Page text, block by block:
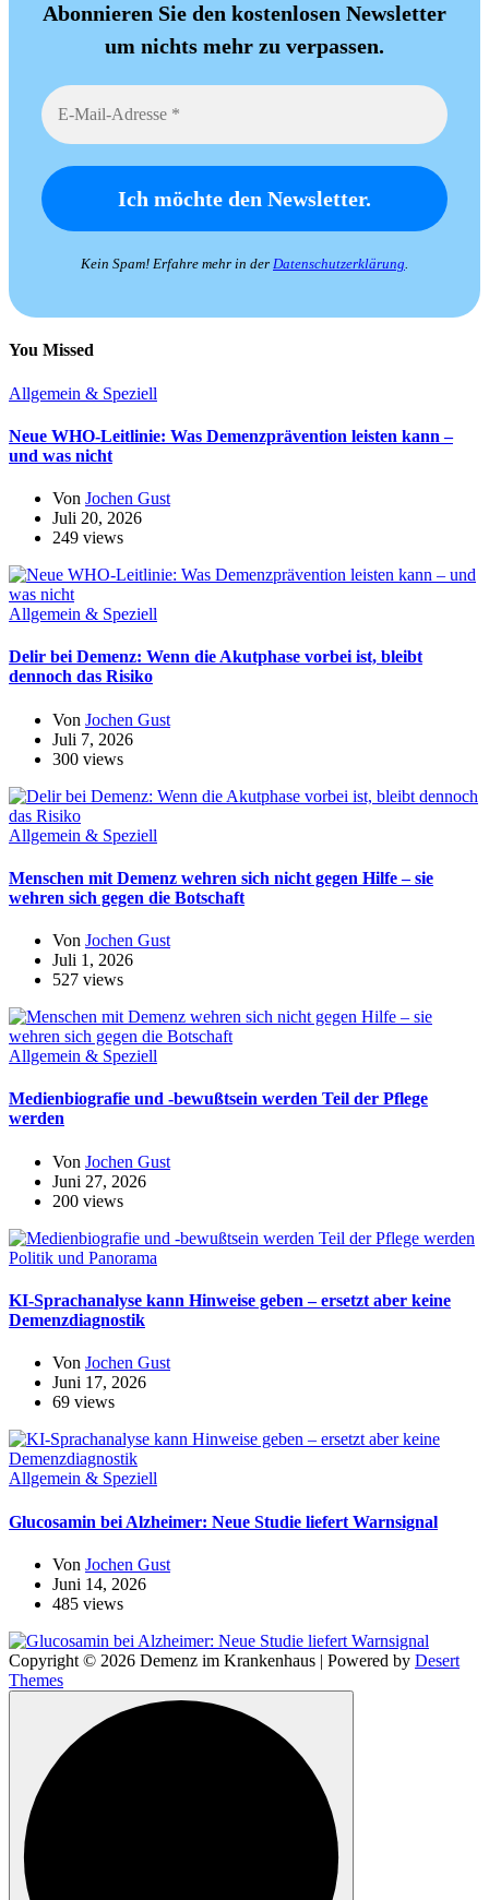
Abonnieren Sie den kostenlosen Newsletter
um nichts mehr zu verpassen.
Kein Spam! Erfahre mehr in der Datenschutzerklärung.
You Missed
Allgemein & Speziell
Neue WHO-Leitlinie: Was Demenzprävention leisten kann –
und was nicht
Von Jochen Gust
Juli 20, 2026
249 views
Allgemein & Speziell
Delir bei Demenz: Wenn die Akutphase vorbei ist, bleibt
dennoch das Risiko
Von Jochen Gust
Juli 7, 2026
300 views
Allgemein & Speziell
Menschen mit Demenz wehren sich nicht gegen Hilfe – sie
wehren sich gegen die Botschaft
Von Jochen Gust
Juli 1, 2026
527 views
Allgemein & Speziell
Medienbiografie und -bewußtsein werden Teil der Pflege
werden
Von Jochen Gust
Juni 27, 2026
200 views
Politik und Panorama
KI-Sprachanalyse kann Hinweise geben – ersetzt aber keine
Demenzdiagnostik
Von Jochen Gust
Juni 17, 2026
69 views
Allgemein & Speziell
Glucosamin bei Alzheimer: Neue Studie liefert Warnsignal
Von Jochen Gust
Juni 14, 2026
485 views
Copyright © 2026 Demenz im Krankenhaus | Powered by Desert
Themes